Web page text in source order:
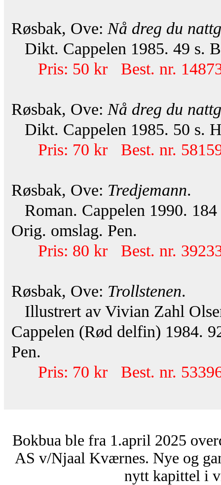
Røsbak, Ove: Nå dreg du
Dikt. Cappelen 1985. 49 s.
Pris: 50 kr Best. nr.
Røsbak, Ove: Nå dreg du
Dikt. Cappelen 1985. 50 s.
Pris: 70 kr Best. nr.
Røsbak, Ove: Tredjemann.
Roman. Cappelen 1990.
Orig. omslag. Pen.
Pris: 80 kr Best. nr.
Røsbak, Ove: Trollstenen.
Illustrert av Vivian Zahl
Cappelen (Rød delfin) 1984.
Pen.
Pris: 70 kr Best. nr.
Bokbua ble fra 1.april 2025
AS v/Njaal Kværnes. Nye og
nytt kapittel i